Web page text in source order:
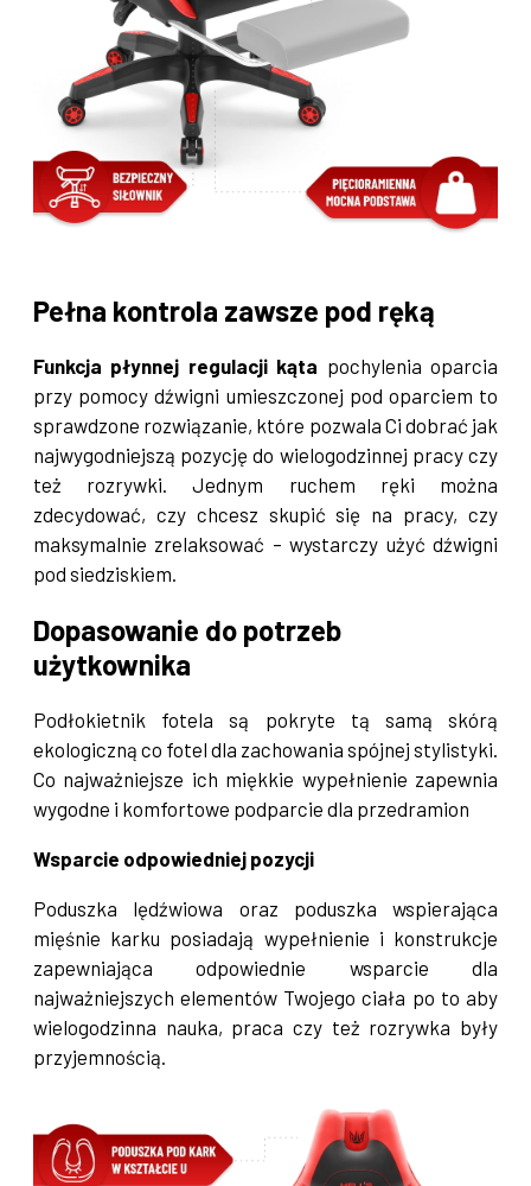
Pełna kontrola zawsze pod ręką
Funkcja płynnej regulacji kąta pochylenia oparcia
przy pomocy dźwigni umieszczonej pod oparciem to
sprawdzone rozwiązanie, które pozwala Ci dobrać jak
najwygodniejszą pozycję do wielogodzinnej pracy czy
też rozrywki. Jednym ruchem ręki można
zdecydować, czy chcesz skupić się na pracy, czy
maksymalnie zrelaksować – wystarczy użyć dźwigni
pod siedziskiem.
Dopasowanie do potrzeb
użytkownika
Podłokietnik fotela są pokryte tą samą skórą
ekologiczną co fotel dla zachowania spójnej stylistyki.
Co najważniejsze ich miękkie wypełnienie zapewnia
wygodne i komfortowe podparcie dla przedramion
Wsparcie odpowiedniej pozycji
Poduszka lędźwiowa oraz poduszka wspierająca
mięśnie karku posiadają wypełnienie i konstrukcje
zapewniająca odpowiednie wsparcie dla
najważniejszych elementów Twojego ciała po to aby
wielogodzinna nauka, praca czy też rozrywka były
przyjemnością.